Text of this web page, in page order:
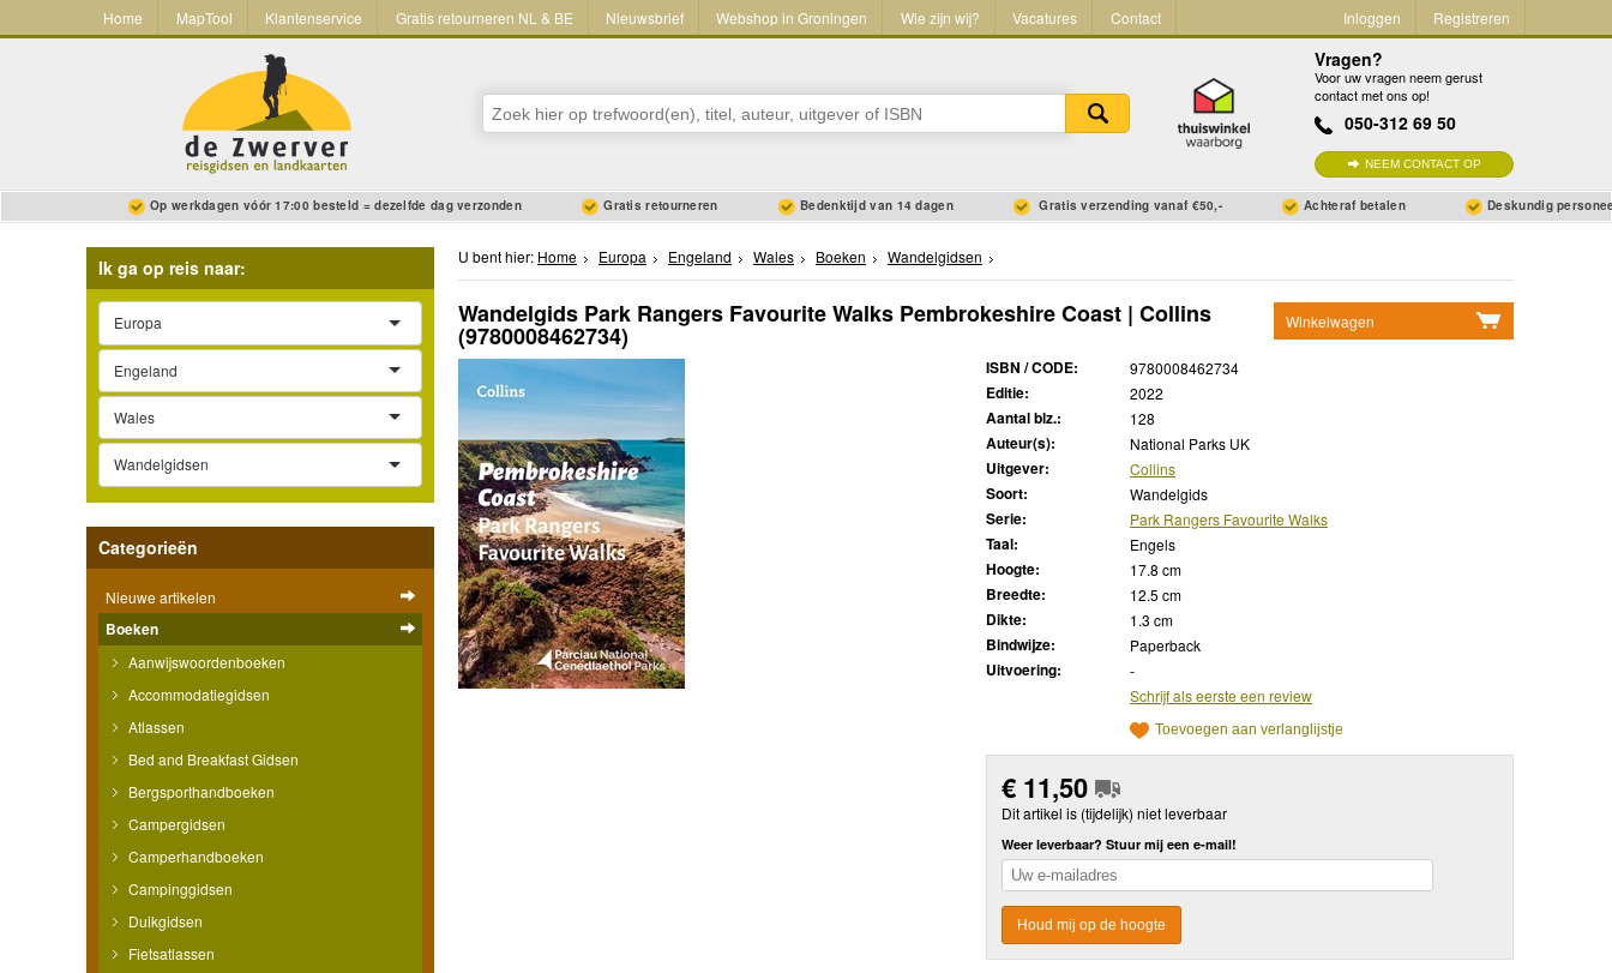
Home MapTool Klantenservice Gratis retourneren NL & BE Nieuwsbrief Webshop in Groningen Wie zijn wij? Vacatures Contact Inloggen Registreren
Vragen?
Voor uw vragen neem gerust
contact met ons op!
050-312 69 50
NEEM CONTACT OP
Op werkdagen vóór 17:00 besteld = dezelfde dag verzonden Gratis retourneren Bedenktijd van 14 dagen Gratis verzending vanaf €50,- Achteraf betalen Deskundig
Ik ga op reis naar:
Europa
Engeland
Wales
Wandelgidsen
Categorieën
Nieuwe artikelen
Boeken
Aanwijswoordenboeken
Accommodatiegidsen
Atlassen
Bed and Breakfast Gidsen
Bergsporthandboeken
Campergidsen
Camperhandboeken
Campinggidsen
Duikgidsen
Fietsatlassen
U bent hier: Home Europa Engeland Wales Boeken Wandelgidsen
Winkelwagen
Wandelgids Park Rangers Favourite Walks Pembrokeshire Coast | Collins
(9780008462734)
ISBN / CODE: 9780008462734
Editie: 2022
Aantal blz.: 128
Auteur(s): National Parks UK
Uitgever: Collins
Soort: Wandelgids
Serie: Park Rangers Favourite Walks
Taal: Engels
Hoogte: 17.8 cm
Breedte: 12.5 cm
Dikte: 1.3 cm
Bindwijze: Paperback
Uitvoering:
-
Schrijf als eerste een review
Toevoegen aan verlanglijstje
€ 11,50
Dit artikel is (tijdelijk) niet leverbaar
Weer leverbaar? Stuur mij een e-mail!
Houd mij op de hoogte